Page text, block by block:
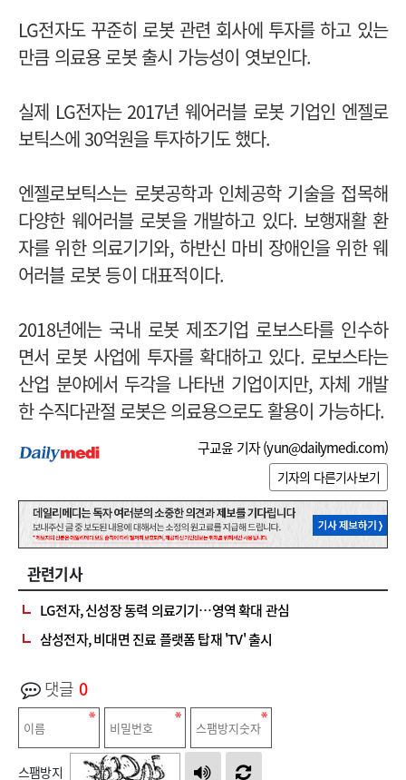
LG전자도 꾸준히 로봇 관련 회사에 투자를 하고 있는
만큼 의료용 로봇 출시 가능성이 엿보인다.
실제 LG전자는 2017년 웨어러블 로봇 기업인 엔젤로
보틱스에 30억원을 투자하기도 했다.
엔젤로보틱스는 로봇공학과 인체공학 기술을 접목해
다양한 웨어러블 로봇을 개발하고 있다. 보행재활 환
자를 위한 의료기기와, 하반신 마비 장애인을 위한 웨
어러블 로봇 등이 대표적이다.
2018년에는 국내 로봇 제조기업 로보스타를 인수하
면서 로봇 사업에 투자를 확대하고 있다. 로보스타는
산업 분야에서 두각을 나타낸 기업이지만, 자체 개발
한 수직다관절 로봇은 의료용으로도 활용이 가능하다.
구교윤 기자 (yun@dailymedi.com)
기자의 다른기사보기
관련기사
LG전자, 신성장 동력 의료기기…영역 확대 관심
삼성전자, 비대면 진료 플랫폼 탑재 'TV' 출시
댓글 0
스팸방지